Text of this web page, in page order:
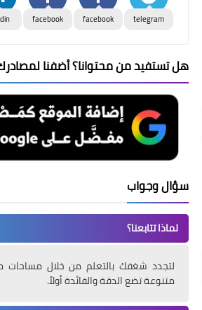
telegram
facebook
facebook
هل تستفيد من محتوانا؟ أضفنا
سؤال وجواب
لماذا تتابعنا؟
لتجدد شغفك بالتعلم من خلال مساحات
متنوعة تضع الدقة والفائدة أولاً.